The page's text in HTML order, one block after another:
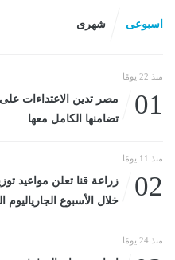
اسبوعى شهرى
منذ 22 يومًا
01
مصر تدين الاعتداءات
تضامنها الكامل معها
منذ 11 يومًا
02
زراعة قنا تعلن مواعيد
خلال الأسبوع الجارياليوم السبت، 25 يوليو
منذ 24 يومًا